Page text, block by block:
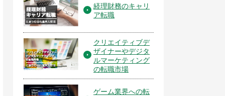
経理財務のキャリ
ア転職
クリエイティブデ
ザイナーやデジタ
ルマーケティング
の転職市場
ゲーム業界への転